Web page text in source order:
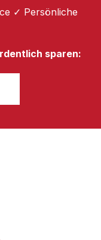
✓ Persönliche
sparen: